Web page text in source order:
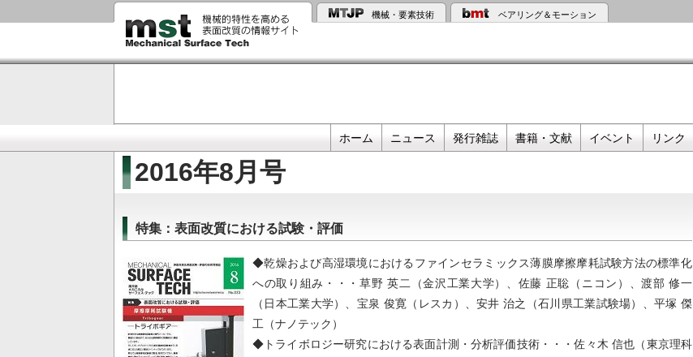
イ
ン
動
機械・要素技術 ベアリング＆モーション
links
ホーム ニュース 発行雑誌 書籍・文献 イベント リンク
2016年8月号
特集：表面改質における試験・評価
◆乾燥および高湿環境におけるファインセラミックス薄膜摩擦摩耗試験方法の標準化
への取り組み・・・草野 英二（金沢工業大学）、佐藤 正聡（ニコン）、渡部 修一
（日本工業大学）、宝泉 俊寛（レスカ）、安井 治之（石川県工業試験場）、平塚 傑
工（ナノテック）
◆トライボロジー研究における表面計測・分析評価技術・・・佐々木 信也（東京理科